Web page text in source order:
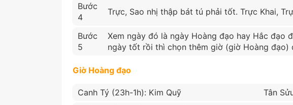
Bước
4
Trực, Sao nhị thập bát tú phải tốt. Trực Khai,
Bước
5
Xem ngày đó là ngày Hoàng đạo hay Hắc đạo
ngày tốt rồi thì chọn thêm giờ (giờ Hoàng đạo)
Giờ Hoàng đạo
Canh Tý (23h-1h): Kim Quỹ
Tân